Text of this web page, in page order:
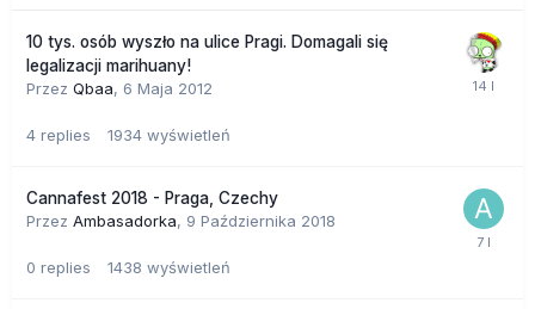
10 tys. osób wyszło na ulice Pragi. Domagali się
legalizacji marihuany!
Przez Qbaa, 6 Maja 2012
4 replies 1934 wyświetleń
Cannafest 2018 - Praga, Czechy
Przez Ambasadorka, 9 Października 2018
0 replies 1438 wyświetleń